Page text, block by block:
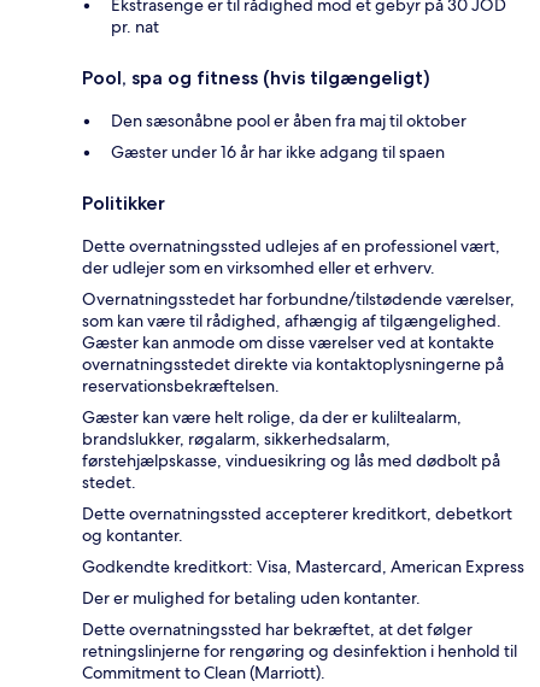
Ekstrasenge er til rådighed mod et gebyr på 30 JOD
pr. nat
Pool, spa og fitness (hvis tilgængeligt)
Den sæsonåbne pool er åben fra maj til oktober
Gæster under 16 år har ikke adgang til spaen
Politikker
Dette overnatningssted udlejes af en professionel vært,
der udlejer som en virksomhed eller et erhverv.
Overnatningsstedet har forbundne/tilstødende værelser,
som kan være til rådighed, afhængig af tilgængelighed.
Gæster kan anmode om disse værelser ved at kontakte
overnatningsstedet direkte via kontaktoplysningerne på
reservationsbekræftelsen.
Gæster kan være helt rolige, da der er kuliltealarm,
brandslukker, røgalarm, sikkerhedsalarm,
førstehjælpskasse, vinduesikring og lås med dødbolt på
stedet.
Dette overnatningssted accepterer kreditkort, debetkort
og kontanter.
Godkendte kreditkort: Visa, Mastercard, American Express
Der er mulighed for betaling uden kontanter.
Dette overnatningssted har bekræftet, at det følger
retningslinjerne for rengøring og desinfektion i henhold til
Commitment to Clean (Marriott).